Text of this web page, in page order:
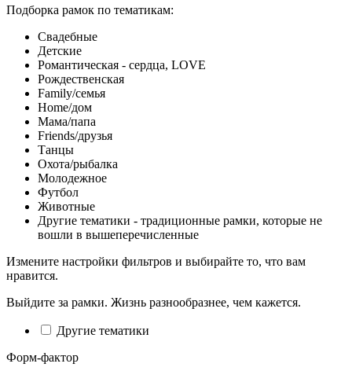
Подборка рамок по тематикам:
Свадебные
Детские
Романтическая - сердца, LOVE
Рождественская
Family/семья
Home/дом
Мама/папа
Friends/друзья
Танцы
Охота/рыбалка
Молодежное
Футбол
Животные
Другие тематики - традиционные рамки, которые не
вошли в вышеперечисленные
Измените настройки фильтров и выбирайте то, что вам
нравится.
Выйдите за рамки. Жизнь разнообразнее, чем кажется.
Другие тематики
Форм-фактор